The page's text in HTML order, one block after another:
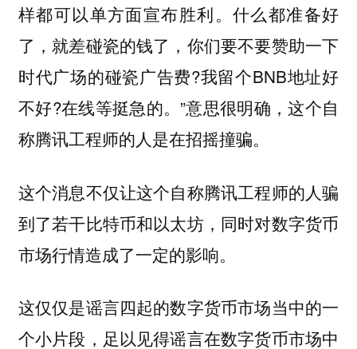
样都可以单方面宣布胜利。什么都准备好
了，就差碰瓷的钱了，你们要不要赞助一下
时代广场的碰瓷广告费?我留个BNB地址好
不好?在线等挺急的。”意思很明确，这个自
称腾讯工程师的人是在招摇撞骗。
这个消息不仅让这个自称腾讯工程师的人骗
到了若干比特币和以太坊，同时对数字货币
市场行情造成了一定的影响。
这仅仅是谣言四起的数字货币市场当中的一
个小片段，足以见得谣言在数字货币市场中